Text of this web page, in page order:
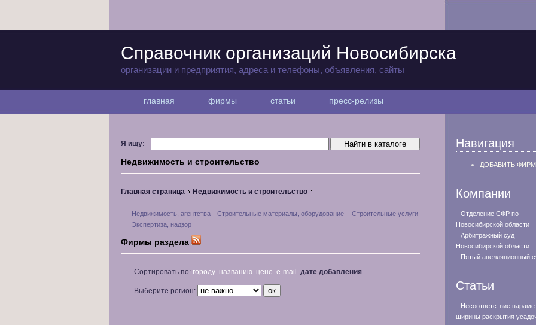
Справочник организаций Новосибирска
организации и предприятия, адреса и телефоны, объявления, сайты
главная фирмы статьи пресс-релизы
Я ищу:
Недвижимость и строительство
Главная страница Недвижимость и строительство
Недвижимость, агентства Строительные материалы, оборудование
Строительные услуги
Экспертиза, надзор
Фирмы раздела
Сортировать по: городу названию цене e-mail дате добавления
Выберите регион:
Навигация
ДОБАВИТЬ
Компании
Отделение СФР по
Новосибирской области
Арбитражный суд
Новосибирской области
Пятый апелляционный
Статьи
Несоответствие
ширины раскрытия